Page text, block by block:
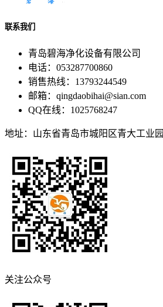
联系我们
青岛碧海净化设备有限公司
电话：053287700860
销售热线：13793244549
邮箱：qingdaobihai@sian.com
QQ在线：1025768247
地址：山东省青岛市城阳区青大工业园
关注公众号